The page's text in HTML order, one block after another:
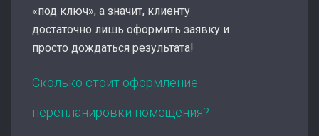
«под ключ», а значит, клиенту
достаточно лишь оформить заявку и
просто дождаться результата!
Сколько стоит оформление
перепланировки помещения?